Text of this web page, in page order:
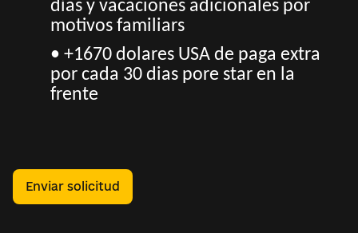
días y vacaciones adicionales por
motivos familiars
• +1670 dolares USA de paga extra
por cada 30 dias pore star en la
frente
Enviar solicitud